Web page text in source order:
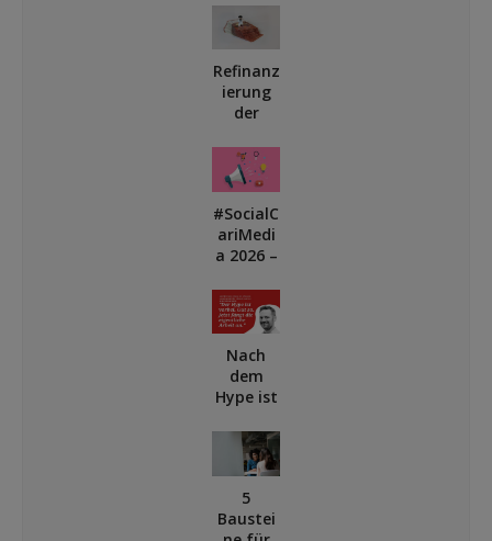
: Wir
sind ein
Netzwer
k!
Refinanz
ierung
der
ierung –
zwische
n
Systeml
ogik,
Dilemm
Chancen
#SocialC
ariMedi
a 2026 –
Klassent
reffen
der
Caritas-
Social-
Media-
nity
Nach
dem
Hype ist
Strategi
e. Ein
Gastbeit
rag von
David
5
Baustei